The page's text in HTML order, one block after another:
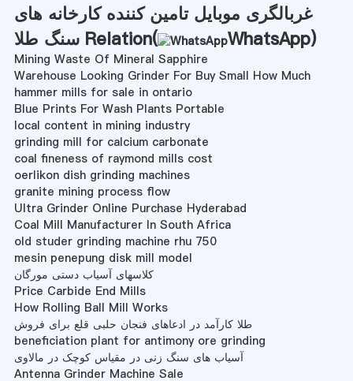
غربالگری موبایل تامین کننده کارخانه های
سنگ طلا Relation(
WhatsApp)
Mining Waste Of Mineral Sapphire
Warehouse Looking Grinder For Buy Small How Much
hammer mills for sale in ontario
Blue Prints For Wash Plants Portable
local content in mining industry
grinding mill for calcium carbonate
coal fineness of raymond mills cost
oerlikon dish grinding machines
granite mining process flow
Ultra Grinder Online Purchase Hyderabad
Coal Mill Manufacturer In South Africa
old studer grinding machine rhu 750
mesin penepung disk mill model
کلاسهای آسیاب دستی مورگان
Price Carbide End Mills
How Rolling Ball Mill Works
طلا کارآمد در ادعاهای فنجان حلبی قلع برای فروش
beneficiation plant for antimony ore grinding
آسیاب های سنگ زنی در مقیاس کوچک در مالاوی
Antenna Grinder Machine Sale